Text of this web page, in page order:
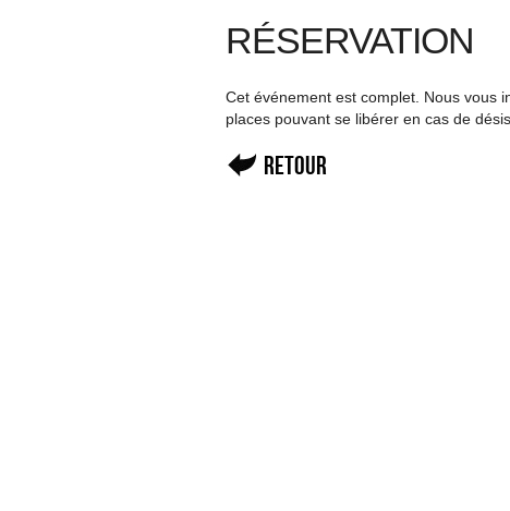
RÉSERVATION
Cet événement est complet. Nous vous
places pouvant se libérer en cas de
Retour